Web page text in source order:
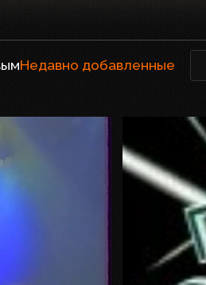
Недавно добавленные